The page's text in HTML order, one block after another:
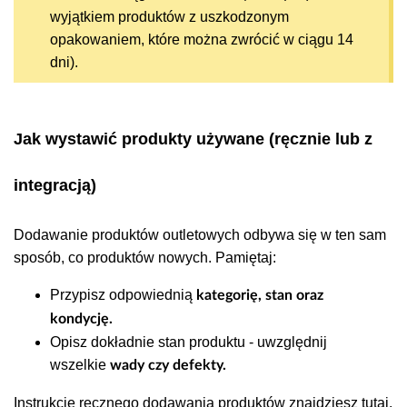
stanu.
wyjątkiem produktów z uszkodzonym
opakowaniem, które można zwrócić w ciągu 14
dni).
Jak wystawić produkty używane (ręcznie lub z
integracją)
Dodawanie produktów outletowych odbywa się w ten sam
sposób, co produktów nowych. Pamiętaj:
Przypisz odpowiednią kategorię, stan oraz
kondycję.
Opisz dokładnie stan produktu - uwzględnij
wszelkie wady czy defekty.
Instrukcję ręcznego dodawania produktów znajdziesz tutaj.